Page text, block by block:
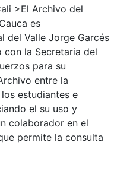
>El Archivo del
es
del Valle Jorge Garcés
la Secretaria del
para su
entre la
estudiantes e
el su uso y
colaborador en el
permite la consulta